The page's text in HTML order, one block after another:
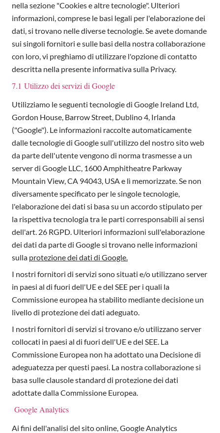
nella sezione "Cookies e altre tecnologie". Ulteriori
informazioni, comprese le basi legali per l'elaborazione dei
dati, si trovano nelle diverse tecnologie. Se avete domande
sui singoli fornitori e sulle basi della nostra collaborazione
con loro, vi preghiamo di utilizzare l'opzione di contatto
descritta nella presente informativa sulla Privacy.
7.1 Utilizzo dei servizi di Google
Utilizziamo le seguenti tecnologie di Google Ireland Ltd,
Gordon House, Barrow Street, Dublino 4, Irlanda
("Google"). Le informazioni raccolte automaticamente
dalle tecnologie di Google sull'utilizzo del nostro sito web
da parte dell'utente vengono di norma trasmesse a un
server di Google LLC, 1600 Amphitheatre Parkway
Mountain View, CA 94043, USA e lì memorizzate. Se non
diversamente specificato per le singole tecnologie,
l'elaborazione dei dati si basa su un accordo stipulato per
la rispettiva tecnologia tra le parti corresponsabili ai sensi
dell'art. 26 RGPD. Ulteriori informazioni sull'elaborazione
dei dati da parte di Google si trovano nelle informazioni
sulla protezione dei dati di Google.
I nostri fornitori di servizi sono situati e/o utilizzano server
in paesi al di fuori dell'UE e del SEE per i quali la
Commissione europea ha stabilito mediante decisione un
livello di protezione dei dati adeguato.
I nostri fornitori di servizi si trovano e/o utilizzano server
collocati in paesi al di fuori dell'UE e del SEE. La
Commissione Europea non ha adottato una Decisione di
adeguatezza per questi paesi. La nostra collaborazione si
basa sulle clausole standard di protezione dei dati
adottate dalla Commissione Europea.
Google Analytics
Ai fini dell'analisi del sito online, Google Analytics